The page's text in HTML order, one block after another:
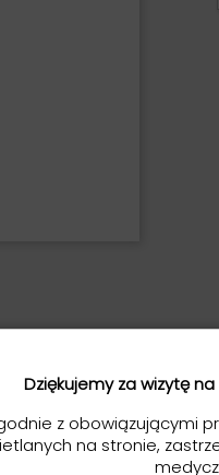
Dziękujemy za wizytę
z obowiązującymi
na stronie,